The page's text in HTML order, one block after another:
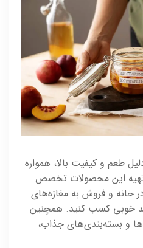
طعم و کیفیت بالا، همواره
تهیه این محصولات تخصص
در خانه و فروش به مغازه‌های
خوبی کسب کنید. همچنین
و بسته‌بندی‌های جذاب،